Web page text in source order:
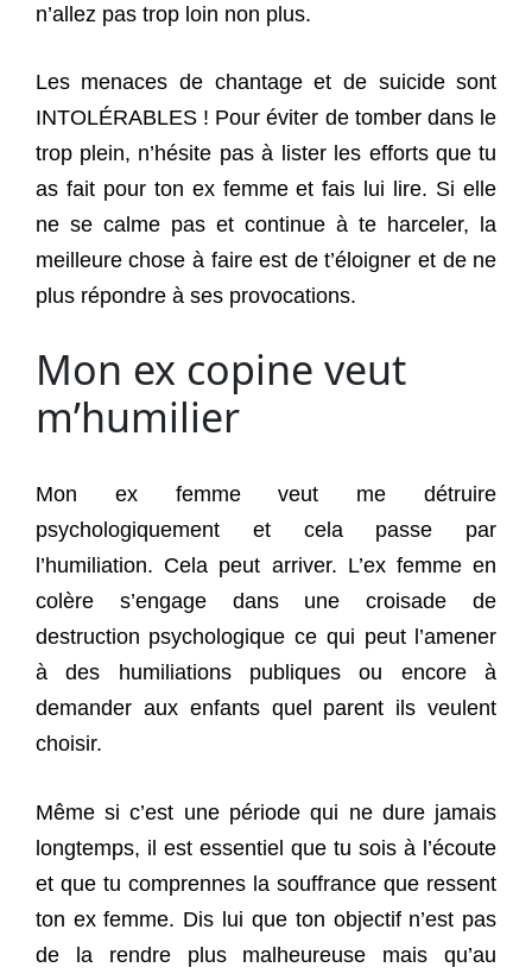
n’allez pas trop loin non plus.
Les menaces de chantage et de suicide sont
INTOLÉRABLES ! Pour éviter de tomber dans le
trop plein, n’hésite pas à lister les efforts que tu
as fait pour ton ex femme et fais lui lire. Si elle
ne se calme pas et continue à te harceler, la
meilleure chose à faire est de t’éloigner et de ne
plus répondre à ses provocations.
Mon ex copine veut
m’humilier
Mon ex femme veut me détruire
psychologiquement et cela passe par
l’humiliation. Cela peut arriver. L’ex femme en
colère s’engage dans une croisade de
destruction psychologique ce qui peut l’amener
à des humiliations publiques ou encore à
demander aux enfants quel parent ils veulent
choisir.
Même si c’est une période qui ne dure jamais
longtemps, il est essentiel que tu sois à l’écoute
et que tu comprennes la souffrance que ressent
ton ex femme. Dis lui que ton objectif n’est pas
de la rendre plus malheureuse mais qu’au